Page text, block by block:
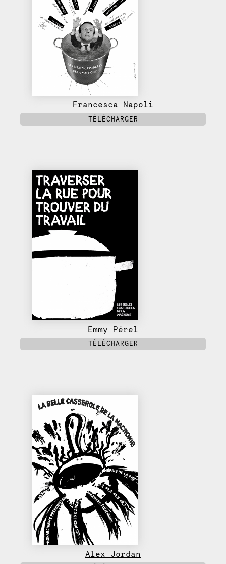
Francesca Napoli
TÉLÉCHARGER
Emmy Pérel
TÉLÉCHARGER
Alex Jordan